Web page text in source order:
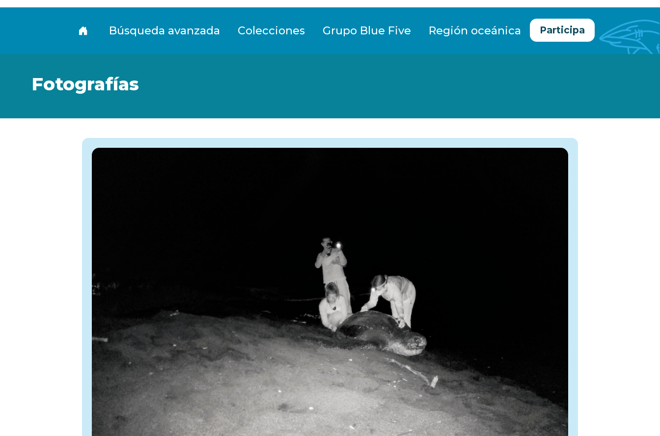
Fototeca
Búsqueda avanzada Colecciones Grupo Blue Five Región oceánica Participa
Fotografías